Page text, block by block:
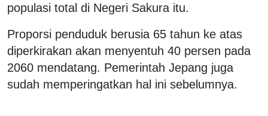
populasi total di Negeri Sakura itu.
Proporsi penduduk berusia 65 tahun ke atas
diperkirakan akan menyentuh 40 persen pada
2060 mendatang. Pemerintah Jepang juga
sudah memperingatkan hal ini sebelumnya.